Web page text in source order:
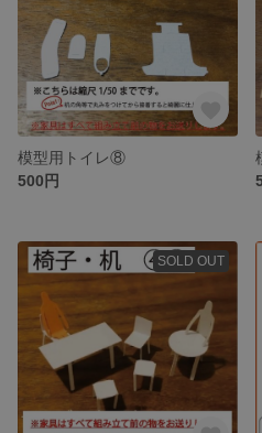
模型用トイレ⑧
500円
SOLD OUT